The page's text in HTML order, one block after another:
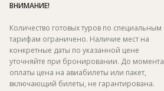
ВНИМАНИЕ!
Количество готовых туров по специальным
тарифам ограничено. Наличие мест на
конкретные даты по указанной цене
уточняйте при бронировании. До момента
оплаты цена на авиабилеты или пакет,
включающий билеты, не гарантирована.